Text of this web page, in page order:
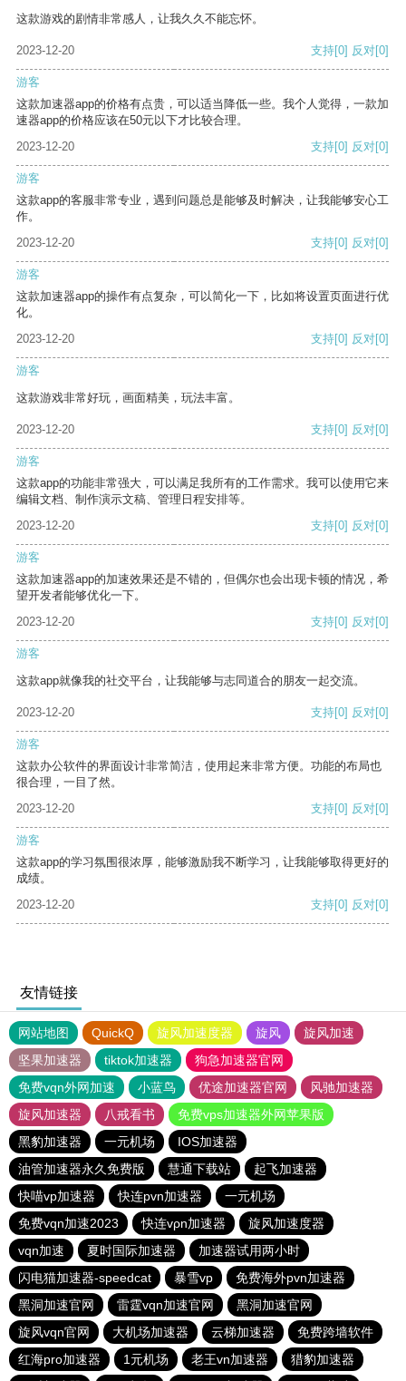
这款游戏的剧情非常感人，让我久久不能忘怀。
2023-12-20 支持[0] 反对[0]
游客
这款加速器app的价格有点贵，可以适当降低一些。我个人觉得，一款加
速器app的价格应该在50元以下才比较合理。
2023-12-20
支持[0] 反对[0]
游客
这款app的客服非常专业，遇到问题总是能够及时解决，让我能够安心工
作。
2023-12-20
支持[0] 反对[0]
游客
这款加速器app的操作有点复杂，可以简化一下，比如将设置页面进行优
化。
2023-12-20
支持[0] 反对[0]
游客
这款游戏非常好玩，画面精美，玩法丰富。
2023-12-20 支持[0] 反对[0]
游客
这款app的功能非常强大，可以满足我所有的工作需求。我可以使用它来
编辑文档、制作演示文稿、管理日程安排等。
2023-12-20
支持[0] 反对[0]
游客
这款加速器app的加速效果还是不错的，但偶尔也会出现卡顿的情况，希
望开发者能够优化一下。
2023-12-20
支持[0] 反对[0]
游客
这款app就像我的社交平台，让我能够与志同道合的朋友一起交流。
2023-12-20 支持[0] 反对[0]
游客
这款办公软件的界面设计非常简洁，使用起来非常方便。功能的布局也
很合理，一目了然。
2023-12-20
支持[0] 反对[0]
游客
这款app的学习氛围很浓厚，能够激励我不断学习，让我能够取得更好的
成绩。
2023-12-20
支持[0] 反对[0]
友情链接
网站地图 QuickQ 旋风加速度器 旋风
旋风加速
坚果加速器
tiktok加速器
狗急加速器官网
免费vqn外网加速
小蓝鸟 优途加速器官网
风驰加速器
旋风加速器
八戒看书
免费vps加速器外网苹果版
黑豹加速器
一元机场
IOS加速器
油管加速器永久免费版
慧通下载站
起飞加速器
快喵vp加速器
快连pvn加速器
一元机场
免费vqn加速2023
快连vρn加速器
旋风加速度器
vqn加速
夏时国际加速器
加速器试用两小时
闪电猫加速器-speedcat
暴雪vp
免费海外pvn加速器
黑洞加速官网
雷霆vqn加速官网
黑洞加速官网
旋风vqn官网
大机场加速器 云梯加速器
免费跨墙软件
红海pro加速器
1元机场 老王vn加速器
猎豹加速器